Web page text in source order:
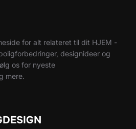
for alt relateret til dit HJEM -
designideer og
os for nyeste
mere.